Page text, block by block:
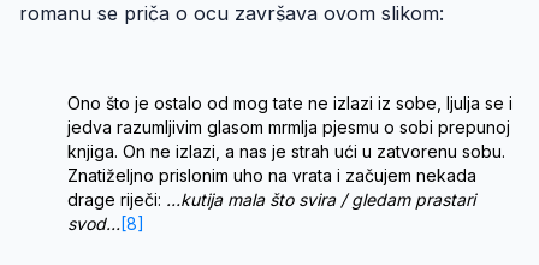
romanu se priča o ocu završava ovom slikom:
Ono što je ostalo od mog tate ne izlazi iz sobe, ljulja se i
jedva razumljivim glasom mrmlja pjesmu o sobi prepunoj
knjiga. On ne izlazi, a nas je strah ući u zatvorenu sobu.
Znatiželjno prislonim uho na vrata i začujem nekada
drage riječi: …kutija mala što svira / gledam prastari
svod…[8]